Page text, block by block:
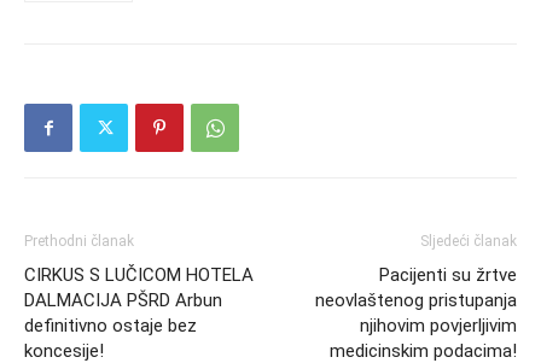
Prethodni članak
CIRKUS S LUČICOM HOTELA
DALMACIJA PŠRD Arbun
definitivno ostaje bez
koncesije!
Sljedeći članak
Pacijenti su žrtve
neovlaštenog pristupanja
njihovim povjerljivim
medicinskim podacima!